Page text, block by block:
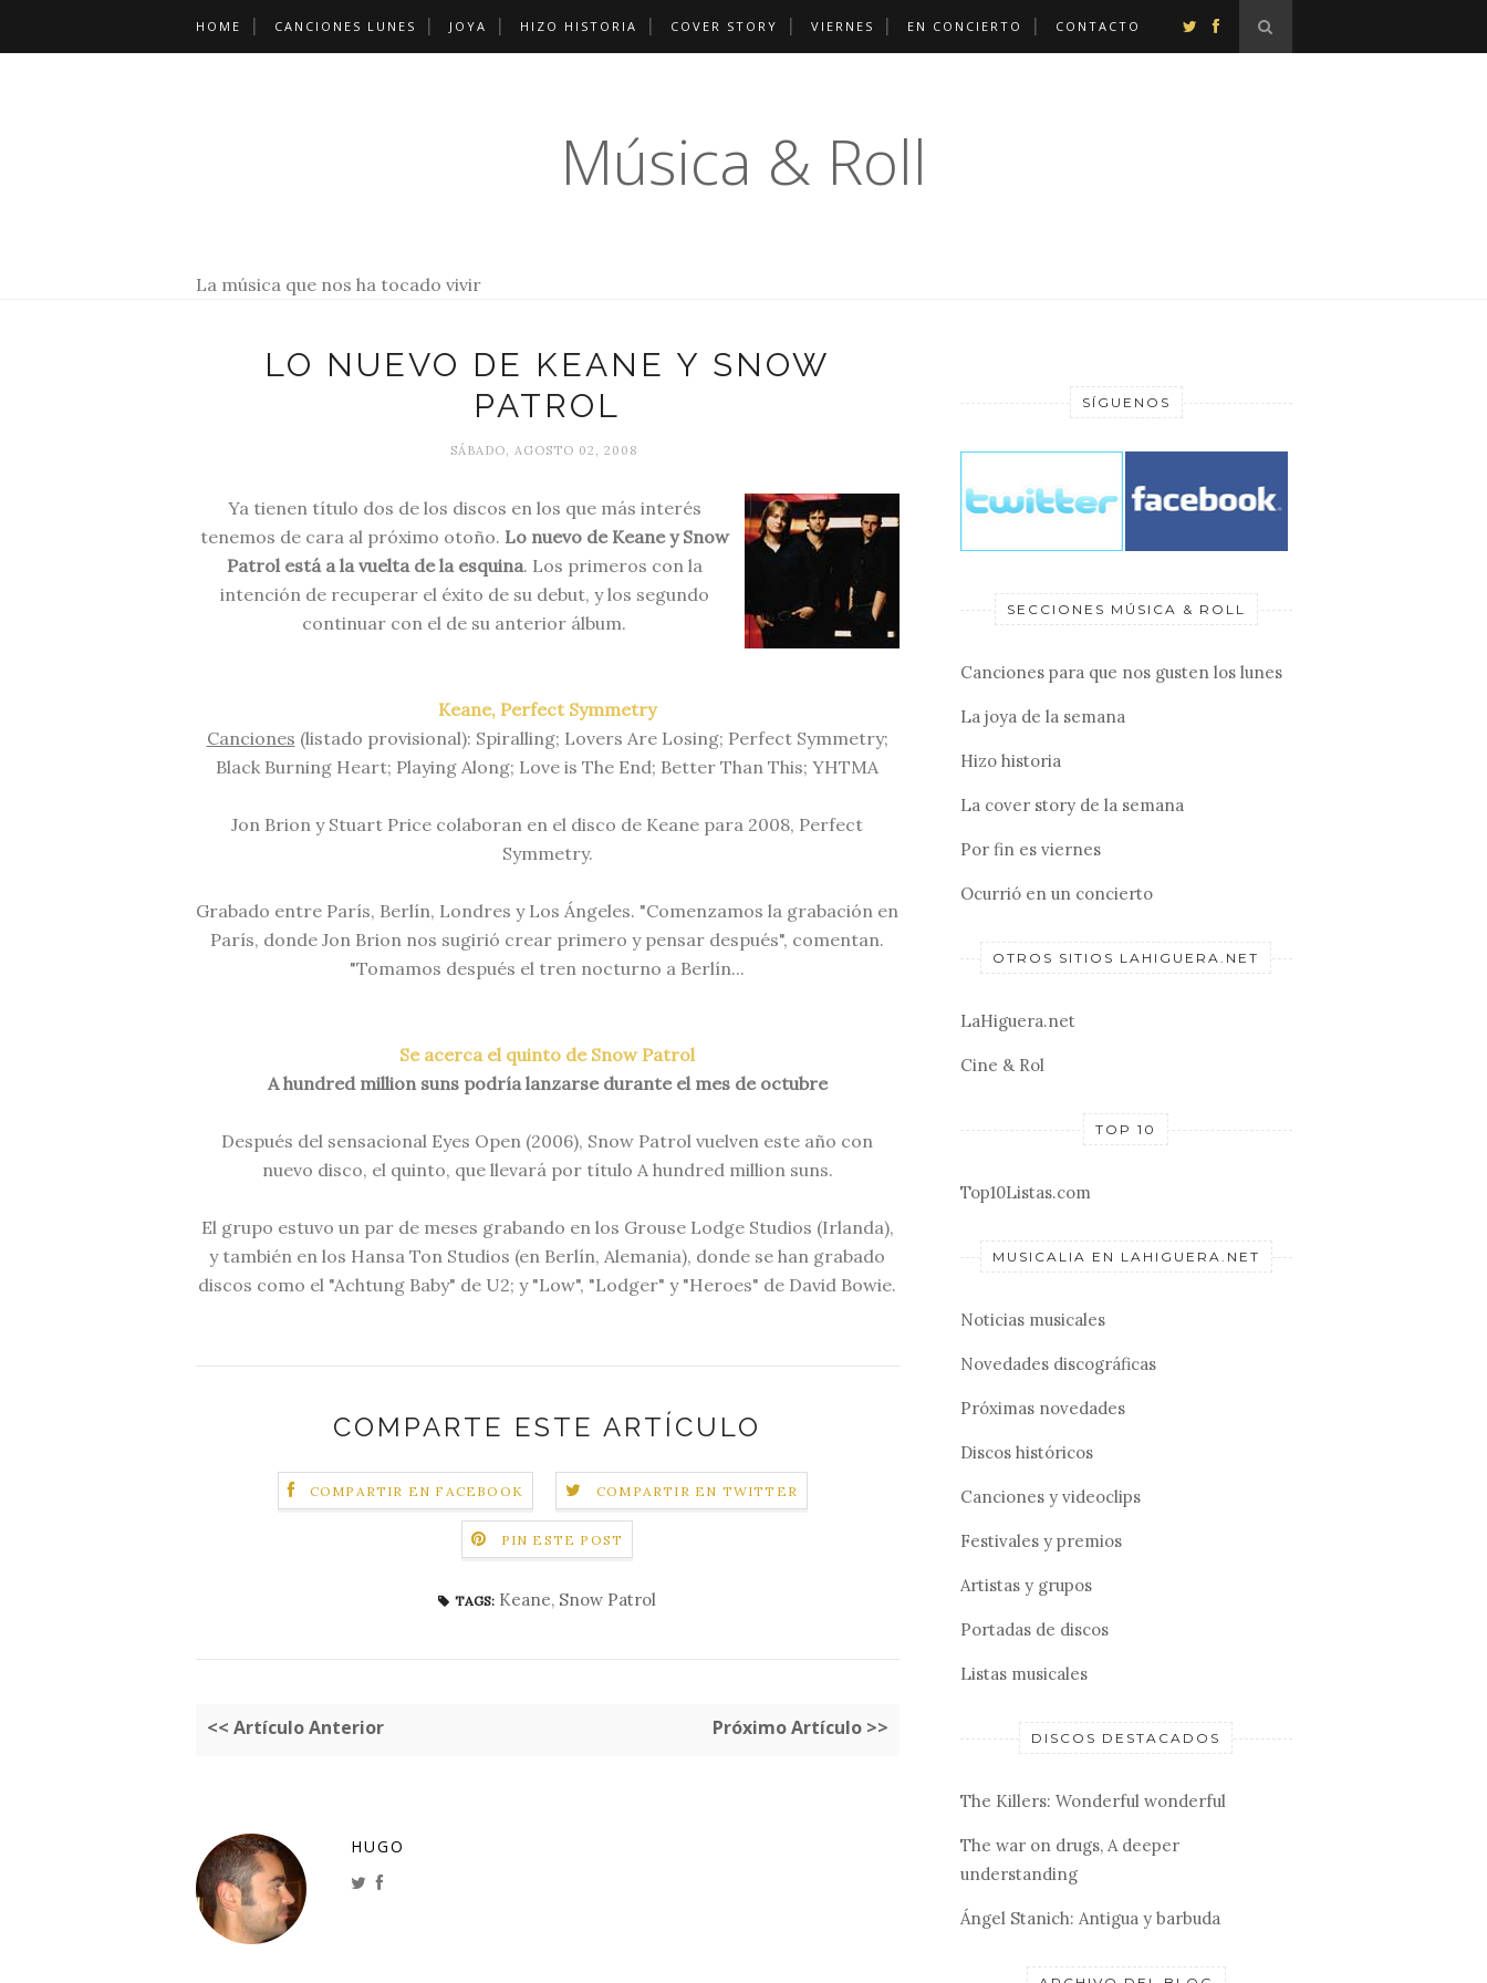
HOME CANCIONES LUNES JOYA HIZO HISTORIA COVER STORY VIERNES EN CONCIERTO CONTACTO
Música & Roll
La música que nos ha tocado vivir
LO NUEVO DE KEANE Y SNOW
PATROL
SÁBADO, AGOSTO 02, 2008
Ya tienen título dos de los discos en los que más interés
tenemos de cara al próximo otoño. Lo nuevo de Keane y Snow
Patrol está a la vuelta de la esquina. Los primeros con la
intención de recuperar el éxito de su debut, y los segundo
continuar con el de su anterior álbum.
Keane, Perfect Symmetry
Canciones (listado provisional): Spiralling; Lovers Are Losing; Perfect Symmetry;
Black Burning Heart; Playing Along; Love is The End; Better Than This; YHTMA
Jon Brion y Stuart Price colaboran en el disco de Keane para 2008, Perfect
Symmetry.
Grabado entre París, Berlín, Londres y Los Ángeles. "Comenzamos la grabación en
París, donde Jon Brion nos sugirió crear primero y pensar después", comentan.
"Tomamos después el tren nocturno a Berlín...
Se acerca el quinto de Snow Patrol
A hundred million suns podría lanzarse durante el mes de octubre
Después del sensacional Eyes Open (2006), Snow Patrol vuelven este año con
nuevo disco, el quinto, que llevará por título A hundred million suns.
El grupo estuvo un par de meses grabando en los Grouse Lodge Studios (Irlanda),
y también en los Hansa Ton Studios (en Berlín, Alemania), donde se han grabado
discos como el "Achtung Baby" de U2; y "Low", "Lodger" y "Heroes" de David Bowie.
COMPARTE ESTE ARTÍCULO
COMPARTIR EN FACEBOOK COMPARTIR EN TWITTER
PIN ESTE POST
TAGS: Keane, Snow Patrol
<< Artículo Anterior Próximo Artículo >>
HUGO
SÍGUENOS
SECCIONES MÚSICA & ROLL
Canciones para que nos gusten los lunes
La joya de la semana
Hizo historia
La cover story de la semana
Por fin es viernes
Ocurrió en un concierto
OTROS SITIOS LAHIGUERA.NET
LaHiguera.net
Cine & Rol
TOP 10
Top10Listas.com
MUSICALIA EN LAHIGUERA.NET
Noticias musicales
Novedades discográficas
Próximas novedades
Discos históricos
Canciones y videoclips
Festivales y premios
Artistas y grupos
Portadas de discos
Listas musicales
DISCOS DESTACADOS
The Killers: Wonderful wonderful
The war on drugs, A deeper
understanding
Ángel Stanich: Antigua y barbuda